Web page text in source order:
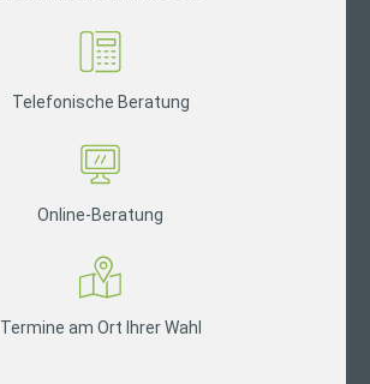
Telefonische Beratung
Online-Beratung
Termine am Ort Ihrer Wahl